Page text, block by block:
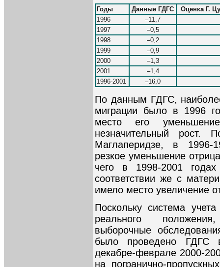
Годы Данные ГДГС
Оценка Г.
1996
–11,7
1997
–0,5
1998
–0,2
1999
–0,9
2000
–1,3
2001
–1,4
1996-2001
–16,0
По данным ГДГС,
миграции было в 1996
место его
незначительный
Маглаперидзе, в 1996-
резкое уменьшение
чего в 1998-2001
соответствии же с
имело место увеличение
Поскольку система
реального
выборочные
было проведено ГДГС
декабре-феврале 2000-
на погранично-